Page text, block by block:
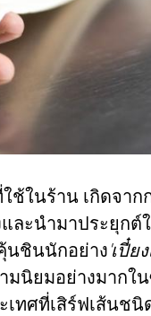
ช้ในร้าน เกิดจา
ละนำมาประยุกต์
นชินนักอย่าง 'เปี๋ย
มนิยมอย่างมากใ
เทศที่เสิร์ฟเส้นช